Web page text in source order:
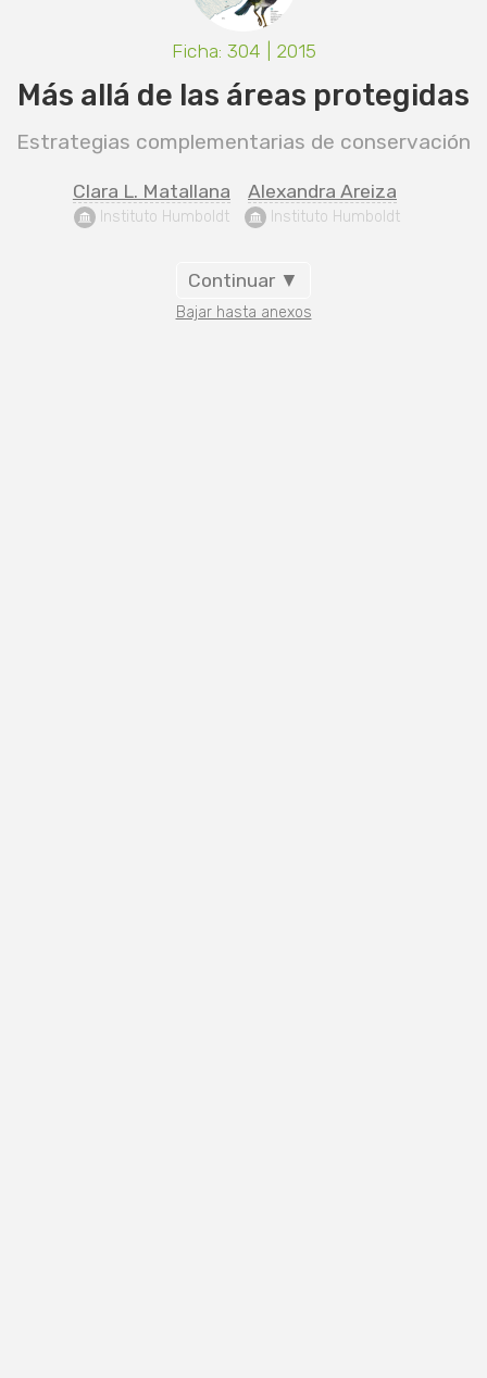
Ficha: 304 | 2015
Más allá de las áreas protegidas
Estrategias complementarias de conservación
Clara L. Matallana
Instituto Humboldt
Alexandra Areiza
Instituto Humboldt
Continuar ▼
Bajar hasta anexos